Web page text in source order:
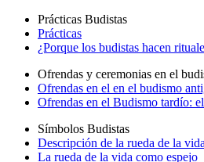
Prácticas Budistas
Prácticas
¿Porque los budistas hacen
Ofrendas y ceremonias en el
Ofrendas en el en el budismo
Ofrendas en el Budismo tardío:
Símbolos Budistas
Descripción de la rueda de la vida
La rueda de la vida como espejo